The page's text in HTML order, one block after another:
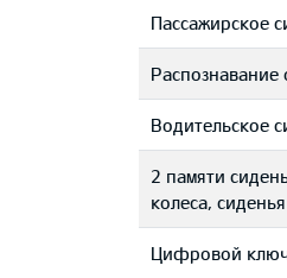
Пассажирское
Распознавание
Водительское
2 памяти
колеса,
Цифровой